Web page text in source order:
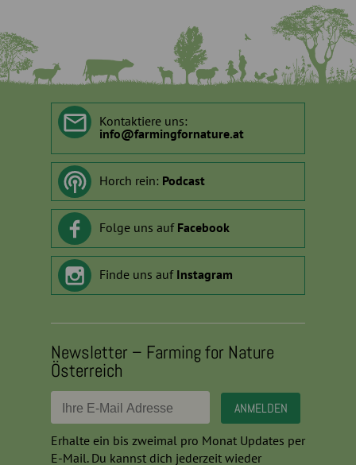
Kontaktiere uns:
info@farmingfornature.at
Horch rein: Podcast
Folge uns auf Facebook
Finde uns auf Instagram
Newsletter – Farming for Nature
Österreich
Erhalte ein bis zweimal pro Monat Updates per
E-Mail. Du kannst dich jederzeit wieder